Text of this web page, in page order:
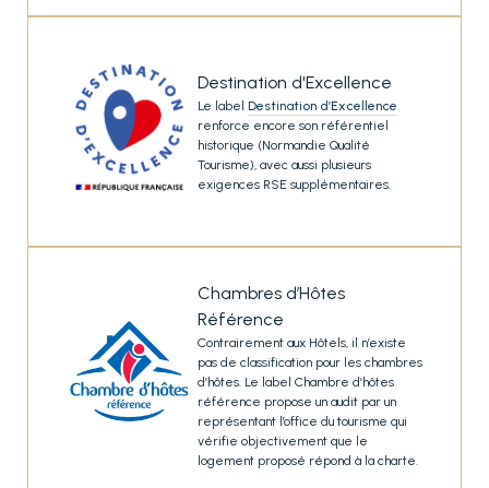
Destination d'Excellence
Le label Destination d’Excellence
renforce encore son référentiel
historique (Normandie Qualité
Tourisme), avec aussi plusieurs
exigences RSE supplémentaires.
Chambres d’Hôtes
Référence
Contrairement aux Hôtels, il n’existe
pas de classification pour les chambres
d’hôtes. Le label Chambre d’hôtes
référence propose un audit par un
représentant l’office du tourisme qui
vérifie objectivement que le
logement proposé répond à la charte.